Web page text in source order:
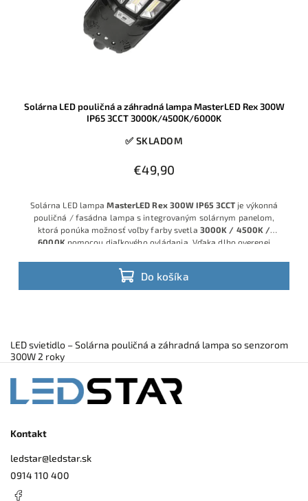
Solárna LED pouličná a záhradná lampa MasterLED Rex 300W
IP65 3CCT 3000K/4500K/6000K
✅ SKLADOM
€49,90
Do košíka
Solárna LED lampaMasterLED Rex 300W IP65 3CCT je výkonná
pouličná / fasádna lampa s integrovaným solárnym panelom,
ktorá ponúka možnosť voľby farby svetla 3000K / 4500K /
6000K pomocou diaľkového ovládania. Vďaka dlho overenej
LED modulom získate spoľahlivé riešenie na osvetlenie dvora,
príjazdovej cesty, parkovacieho miesta, záhrady aj priestoru pred
domom, a to bez potreby pripojenia na sieť.
LED svietidlo – Solárna pouličná a záhradná lampa so senzorom
300W 2 roky
Kontakt
ledstar@ledstar.sk
0914 110 400